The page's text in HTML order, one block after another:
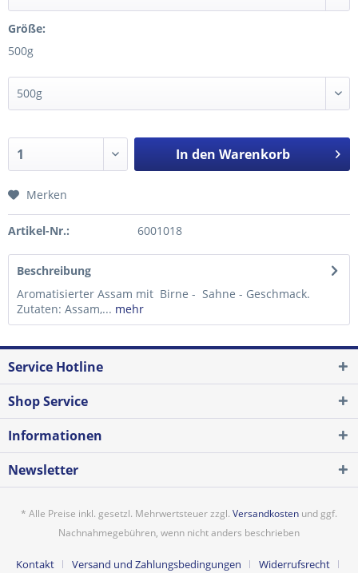
Größe:
500g
In den Warenkorb
Merken
Artikel-Nr.: 6001018
Beschreibung
Aromatisierter Assam mit Birne - Sahne - Geschmack.
Zutaten: Assam,... mehr
Service Hotline
Shop Service
Informationen
Newsletter
* Alle Preise inkl. gesetzl. Mehrwertsteuer zzgl. Versandkosten und ggf.
Nachnahmegebühren, wenn nicht anders beschrieben
Kontakt Versand und Zahlungsbedingungen Widerrufsrecht